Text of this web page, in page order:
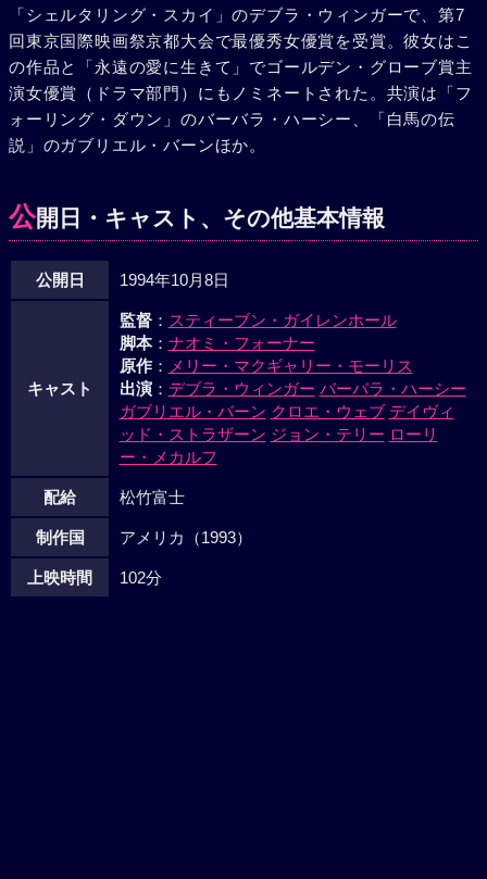
「シェルタリング・スカイ」のデブラ・ウィンガーで、第7
回東京国際映画祭京都大会で最優秀女優賞を受賞。彼女はこ
の作品と「永遠の愛に生きて」でゴールデン・グローブ賞主
演女優賞（ドラマ部門）にもノミネートされた。共演は「フ
ォーリング・ダウン」のバーバラ・ハーシー、「白馬の伝
説」のガブリエル・バーンほか。
公開日・キャスト、その他基本情報
公開日 1994年10月8日
キャスト
監督： スティーブン・ガイレンホール
脚本： ナオミ・フォーナー
原作： メリー・マクギャリー・モーリス
出演： デブラ・ウィンガー バーバラ・ハーシー
ガブリエル・バーン クロエ・ウェブ デイヴィ
ッド・ストラザーン ジョン・テリー ローリ
ー・メカルフ
配給 松竹富士
制作国 アメリカ（1993）
上映時間 102分